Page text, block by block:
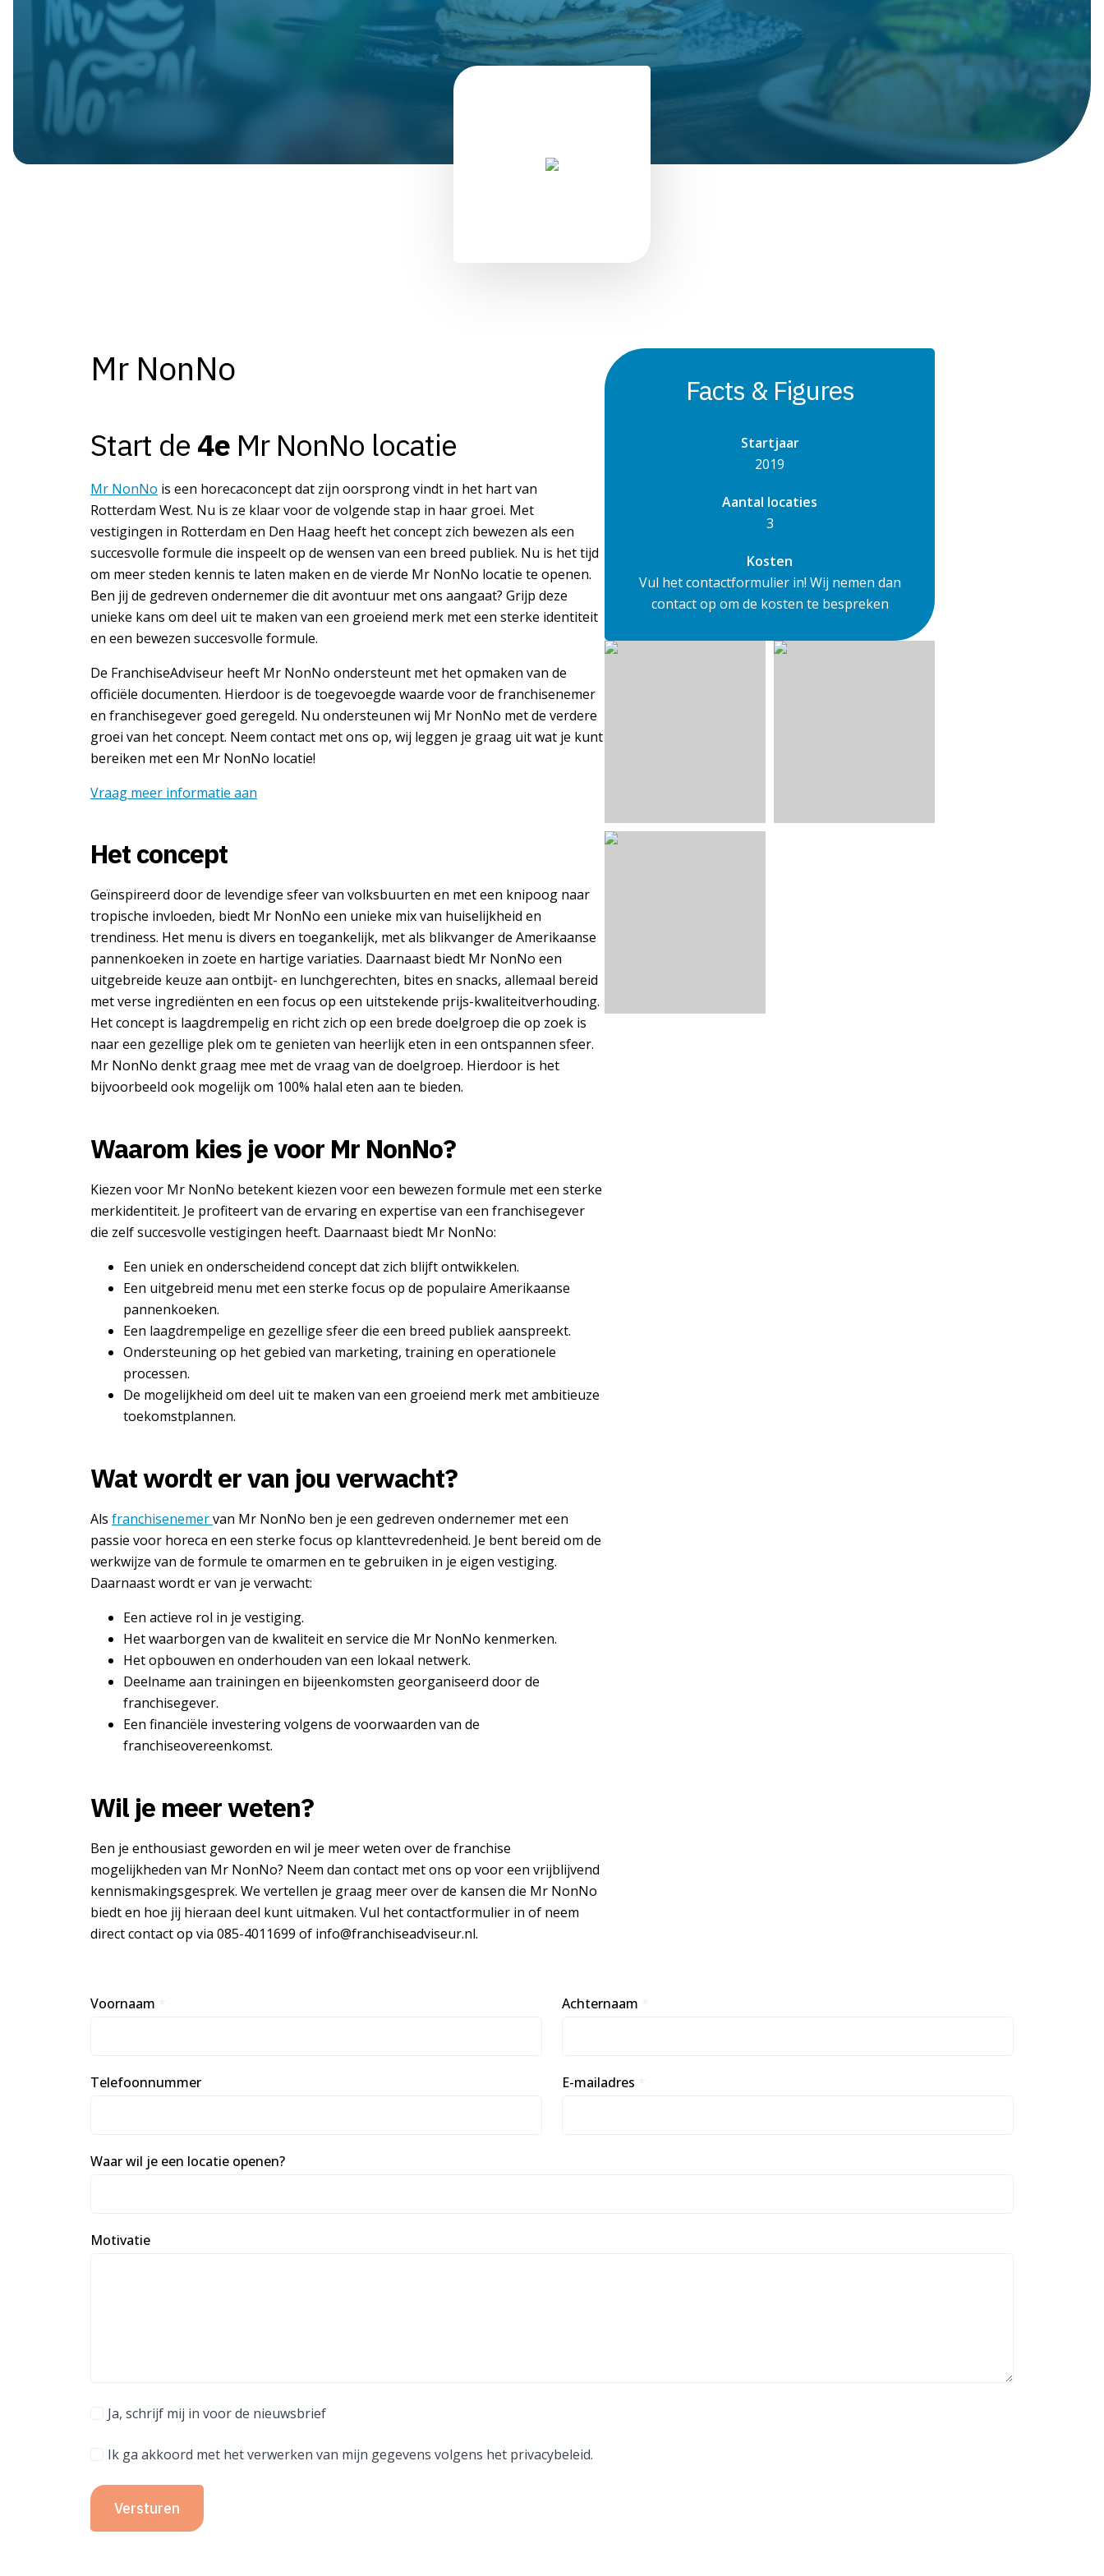
Mr NonNo
Start de4e Mr NonNo locatie
Mr NonNo is een horecaconcept dat zijn oorsprong vindt in het hart van
Rotterdam West. Nu is ze klaar voor de volgende stap in haar groei. Met
vestigingen in Rotterdam en Den Haag heeft het concept zich bewezen als een
succesvolle formule die inspeelt op de wensen van een breed publiek. Nu is het tijd
om meer steden kennis te laten maken en de vierde Mr NonNo locatie te openen.
Ben jij de gedreven ondernemer die dit avontuur met ons aangaat? Grijp deze
unieke kans om deel uit te maken van een groeiend merk met een sterke identiteit
en een bewezen succesvolle formule.
De FranchiseAdviseur heeft Mr NonNo ondersteunt met het opmaken van de
officiële documenten. Hierdoor is de toegevoegde waarde voor de franchisenemer
en franchisegever goed geregeld. Nu ondersteunen wij Mr NonNo met de verdere
groei van het concept. Neem contact met ons op, wij leggen je graag uit wat je kunt
bereiken met een Mr NonNo locatie!
Vraag meer informatie aan
Het concept
Geïnspireerd door de levendige sfeer van volksbuurten en met een knipoog naar
tropische invloeden, biedt Mr NonNo een unieke mix van huiselijkheid en
trendiness. Het menu is divers en toegankelijk, met als blikvanger de Amerikaanse
pannenkoeken in zoete en hartige variaties. Daarnaast biedt Mr NonNo een
uitgebreide keuze aan ontbijt- en lunchgerechten, bites en snacks, allemaal bereid
met verse ingrediënten en een focus op een uitstekende prijs-kwaliteitverhouding.
Het concept is laagdrempelig en richt zich op een brede doelgroep die op zoek is
naar een gezellige plek om te genieten van heerlijk eten in een ontspannen sfeer.
Mr NonNo denkt graag mee met de vraag van de doelgroep. Hierdoor is het
bijvoorbeeld ook mogelijk om 100% halal eten aan te bieden.
Waarom kies je voor Mr NonNo?
Kiezen voor Mr NonNo betekent kiezen voor een bewezen formule met een sterke
merkidentiteit. Je profiteert van de ervaring en expertise van een franchisegever
die zelf succesvolle vestigingen heeft. Daarnaast biedt Mr NonNo:
Een uniek en onderscheidend concept dat zich blijft ontwikkelen.
Een uitgebreid menu met een sterke focus op de populaire Amerikaanse
pannenkoeken.
Een laagdrempelige en gezellige sfeer die een breed publiek aanspreekt.
Ondersteuning op het gebied van marketing, training en operationele
processen.
De mogelijkheid om deel uit te maken van een groeiend merk met ambitieuze
toekomstplannen.
Wat wordt er van jou verwacht?
Als franchisenemervan Mr NonNo ben je een gedreven ondernemer met een
passie voor horeca en een sterke focus op klanttevredenheid. Je bent bereid om de
werkwijze van de formule te omarmen en te gebruiken in je eigen vestiging.
Daarnaast wordt er van je verwacht:
Een actieve rol in je vestiging.
Het waarborgen van de kwaliteit en service die Mr NonNo kenmerken.
Het opbouwen en onderhouden van een lokaal netwerk.
Deelname aan trainingen en bijeenkomsten georganiseerd door de
franchisegever.
Een financiële investering volgens de voorwaarden van de
franchiseovereenkomst.
Wil je meer weten?
Ben je enthousiast geworden en wil je meer weten over de franchise
mogelijkheden van Mr NonNo? Neem dan contact met ons op voor een vrijblijvend
kennismakingsgesprek. We vertellen je graag meer over de kansen die Mr NonNo
biedt en hoe jij hieraan deel kunt uitmaken. Vul het contactformulier in of neem
direct contact op via 085-4011699 of info@franchiseadviseur.nl.
Facts & Figures
Startjaar
2019
Aantal locaties
3
Kosten
Vul het contactformulier in! Wij nemen dan
contact op om de kosten te bespreken
Voornaam Achternaam
Telefoonnummer E-mailadres
Waar wil je een locatie openen?
Motivatie
Ja, schrijf mij in voor de nieuwsbrief
Ik ga akkoord met het verwerken van mijn gegevens volgens het privacybeleid.
Versturen